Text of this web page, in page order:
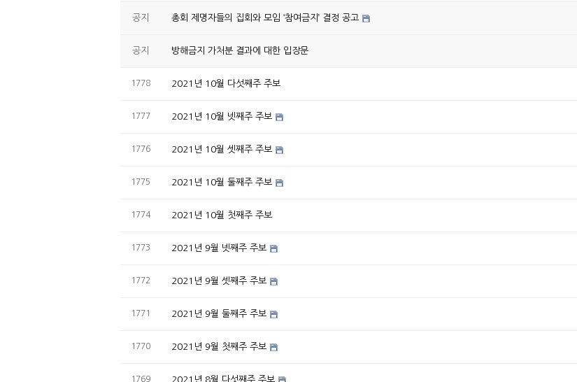
공지 총회 제명자들의 집회와 모임 ‘참여금지’ 결정 공고
공지 방해금지 가처분 결과에 대한 입장문
1778 2021년 10월 다섯째주 주보
1777 2021년 10월 넷째주 주보
1776 2021년 10월 셋째주 주보
1775 2021년 10월 둘째주 주보
1774 2021년 10월 첫째주 주보
1773 2021년 9월 넷째주 주보
1772 2021년 9월 셋째주 주보
1771 2021년 9월 둘째주 주보
1770 2021년 9월 첫째주 주보
1769 2021년 8월 다섯째주 주보